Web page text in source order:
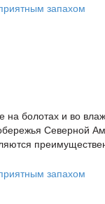
болотах и во
Северной